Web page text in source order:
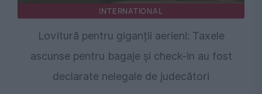
INTERNATIONAL
Lovitură pentru giganții aerieni: Taxele
ascunse pentru bagaje și check-in au fost
declarate nelegale de judecători